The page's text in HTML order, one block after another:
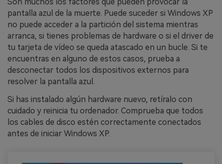
pantalla azul de la muerte. Puede suceder si Windows XP
no puede acceder a la partición del sistema mientras
arranca, si tienes problemas de hardware o si el driver de
tu tarjeta de vídeo se queda atascado en un bucle. Si te
encuentras en alguno de estos casos, prueba a
desconectar todos los dispositivos externos para
resolver la pantalla azul.
Si has instalado algún hardware nuevo, retíralo con
cuidado y reinicia tu ordenador. Comprueba que todos
los cables de disco estén correctamente conectados
antes de iniciar Windows XP.